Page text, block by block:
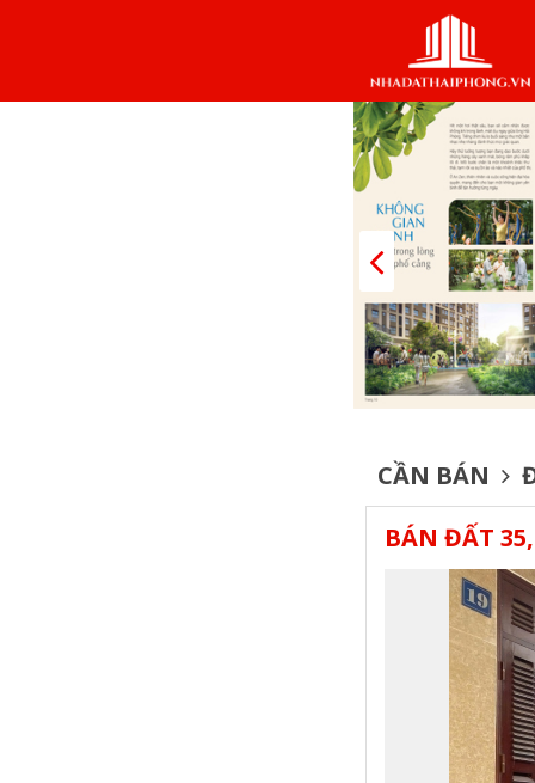
CẦN BÁN
BÁN ĐẤT